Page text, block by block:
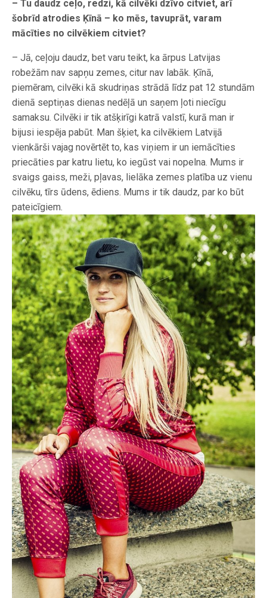
– Tu daudz ceļo, redzi, kā cilvēki dzīvo citviet, arī
šobrīd atrodies Ķīnā – ko mēs, tavuprāt, varam
mācīties no cilvēkiem citviet?
– Jā, ceļoju daudz, bet varu teikt, ka ārpus Latvijas
robežām nav sapņu zemes, citur nav labāk. Ķīnā,
piemēram, cilvēki kā skudriņas strādā līdz pat 12 stundām
dienā septiņas dienas nedēļā un saņem ļoti niecīgu
samaksu. Cilvēki ir tik atšķirīgi katrā valstī, kurā man ir
bijusi iespēja pabūt. Man šķiet, ka cilvēkiem Latvijā
vienkārši vajag novērtēt to, kas viņiem ir un iemācīties
priecāties par katru lietu, ko iegūst vai nopelna. Mums ir
svaigs gaiss, meži, pļavas, lielāka zemes platība uz vienu
cilvēku, tīrs ūdens, ēdiens. Mums ir tik daudz, par ko būt
pateicīgiem.